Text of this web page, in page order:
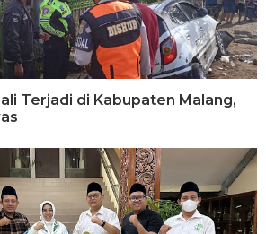
Terjadi di Kabupaten Malang,